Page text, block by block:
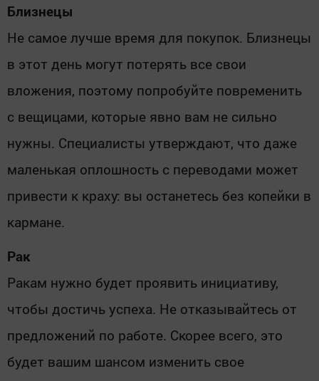
Близнецы
Не самое лучше время для покупок. Близнецы
в этот день могут потерять все свои
вложения, поэтому попробуйте повременить
с вещицами, которые явно вам не сильно
нужны. Специалисты утверждают, что даже
маленькая оплошность с переводами может
привести к краху: вы останетесь без копейки в
кармане.
Рак
Ракам нужно будет проявить инициативу,
чтобы достичь успеха. Не отказывайтесь от
предложений по работе. Скорее всего, это
будет вашим шансом изменить свое